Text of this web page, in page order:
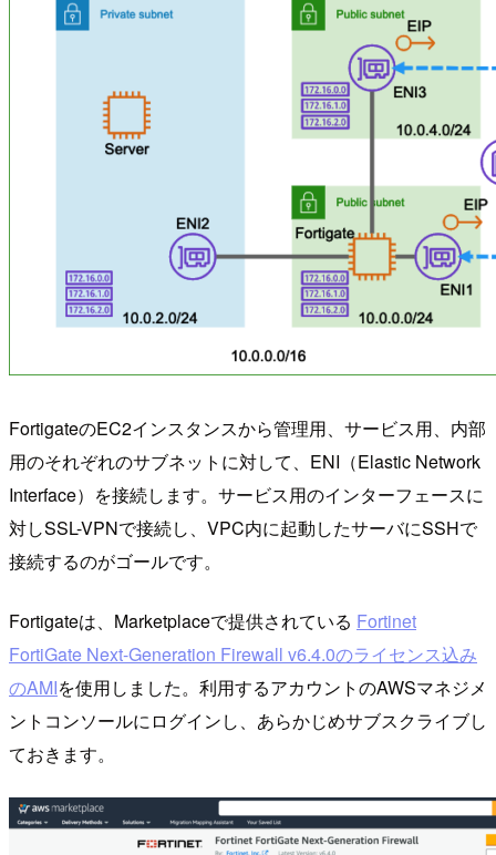
FortigateのEC2インスタンスから管理用、サービス用、内部
用のそれぞれのサブネットに対して、ENI（Elastic Network
Interface）を接続します。サービス用のインターフェースに
対しSSL-VPNで接続し、VPC内に起動したサーバにSSHで
接続するのがゴールです。
Fortigateは、Marketplaceで提供されている Fortinet
FortiGate Next-Generation Firewall v6.4.0のライセンス込み
のAMIを使用しました。利用するアカウントのAWSマネジメ
ントコンソールにログインし、あらかじめサブスクライブし
ておきます。